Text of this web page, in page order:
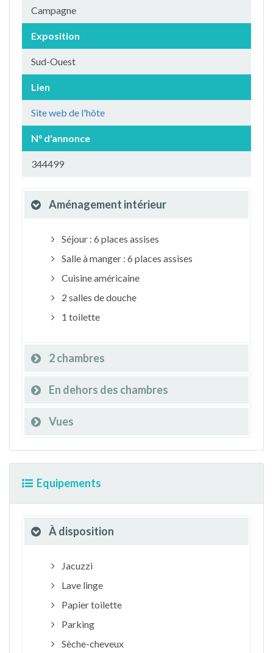
Campagne
Exposition
Sud-Ouest
Lien
Site web de l'hôte
N° d'annonce
344499
Aménagement intérieur
Séjour : 6 places assises
Salle à manger : 6 places assises
Cuisine américaine
2 salles de douche
1 toilette
2 chambres
En dehors des chambres
Vues
Equipements
À disposition
Jacuzzi
Lave linge
Papier toilette
Parking
Sèche-cheveux